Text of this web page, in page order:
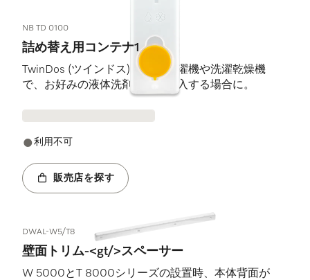
NB TD 0100
詰め替え用コンテナ1
TwinDos (ツインドス) 搭載の洗濯機や洗濯乾燥機
で、お好みの液体洗剤を自動投入する場合に。
利用不可
販売店を探す
DWAL-W5/T8
壁面トリム-<gt/>スペーサー
W 5000とT 8000シリーズの設置時、本体背面が